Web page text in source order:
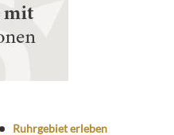
Ruhrgebiet erleben